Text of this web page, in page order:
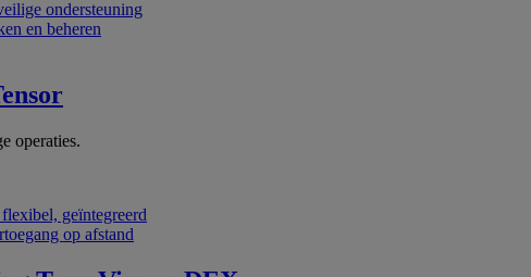
ondersteuning
en beheren
operaties.
geïntegreerd
op afstand